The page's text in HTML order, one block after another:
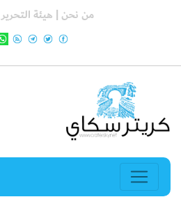
من نحن | هيئة